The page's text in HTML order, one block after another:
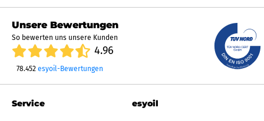
Unsere Bewertungen
So bewerten uns unsere Kunden
4.96
78.452 esyoil-Bewertungen
Service esyoil